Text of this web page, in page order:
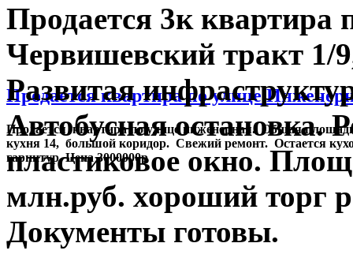
Продается квартира по улице
Продается квартира по улице инженерная. Общая
кухня 14, большой коридор. Свежий ремонт. Остается
гарнитур. Цена 3000000р
Продается 3к квартира
Червишевский тракт 1/
Развитая
Автобусная остановка.
пластиковое окно.
млн.руб. хороший торг
Документы готовы.